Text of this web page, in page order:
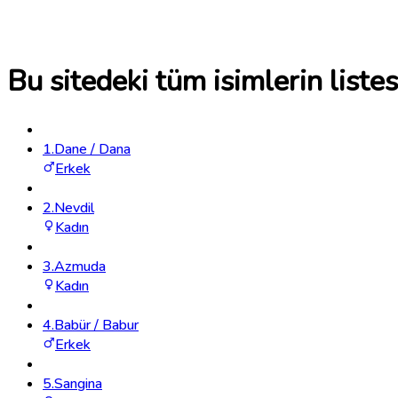
Bu sitedeki tüm isimlerin
1.Dane / Dana
Erkek
2.Nevdil
Kadın
3.Azmuda
Kadın
4.Babür / Babur
Erkek
5.Sangina